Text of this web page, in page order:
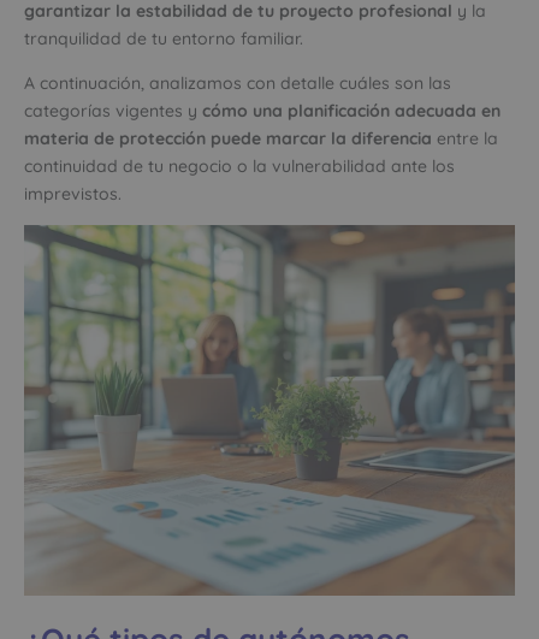
garantizar la estabilidad de tu proyecto profesional y la
tranquilidad de tu entorno familiar.
A continuación, analizamos con detalle cuáles son las
categorías vigentes y cómo una planificación adecuada en
materia de protección puede marcar la diferencia entre la
continuidad de tu negocio o la vulnerabilidad ante los
imprevistos.